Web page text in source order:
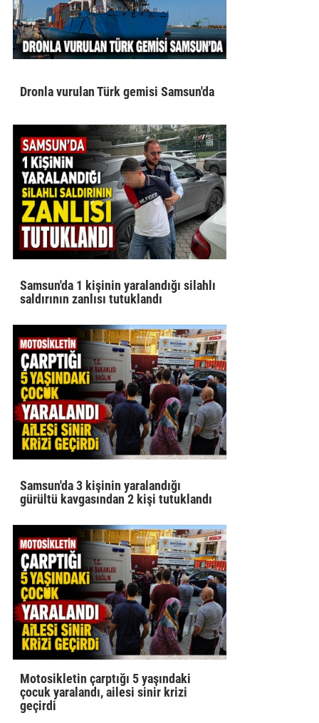
Dronla vurulan Türk gemisi Samsun'da
Samsun'da 1 kişinin yaralandığı silahlı
saldırının zanlısı tutuklandı
Samsun'da 3 kişinin yaralandığı
gürültü kavgasından 2 kişi tutuklandı
Motosikletin çarptığı 5 yaşındaki
çocuk yaralandı, ailesi sinir krizi
geçirdi